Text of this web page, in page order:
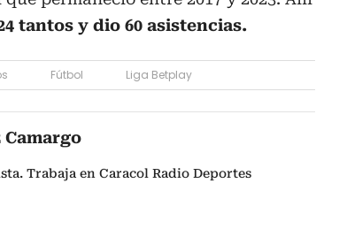
tantos y dio 60 asistencias.
Fútbol Liga Betplay
Trabaja en Caracol Radio Deportes